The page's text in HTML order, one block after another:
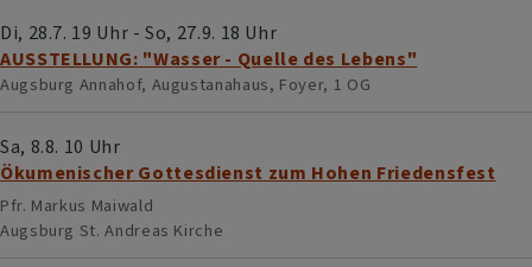
Di, 28.7. 19 Uhr - So, 27.9. 18 Uhr
AUSSTELLUNG: "Wasser - Quelle des Lebens"
Augsburg Annahof, Augustanahaus, Foyer, 1 OG
Sa, 8.8. 10 Uhr
Ökumenischer Gottesdienst zum Hohen Friedensfest
Pfr. Markus Maiwald
Augsburg St. Andreas Kirche